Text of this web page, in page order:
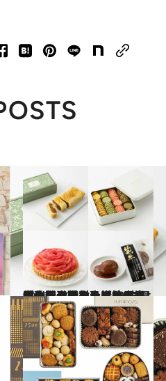
2026.5.13
【もっと読む】【結果発表】贈りもの大賞2026 日本全国のおいしいものの中から激戦をくぐりぬけ上位をしめたのは、ご当地の特産素材を活かしたグルメ。栄えある第1位は信州を代表するクラシックホテルの逸品に決定！
贈りもの